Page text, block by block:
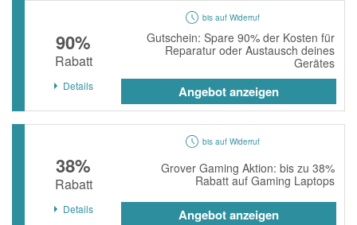
bis auf Widerruf
90%
Rabatt
Gutschein: Spare 90% der Kosten für
Reparatur oder Austausch deines
Gerätes
Details Angebot anzeigen
bis auf Widerruf
38%
Rabatt
Grover Gaming Aktion: bis zu 38%
Rabatt auf Gaming Laptops
Details Angebot anzeigen